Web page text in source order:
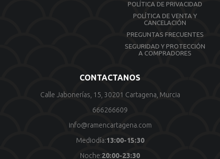
POLÍTICA DE PRIVACIDAD
POLÍTICA DE VENTA Y
CANCELACIÓN
PREGUNTAS FRECUENTES
SEGURIDAD Y PROTECCIÓN
A COMPRADORES
CONTACTANOS
Calle Jabonerías, 15, 30201 Cartagena, Murcia
666266609
info@ramencartagena.com
Mediodía:13:00-15:30
Noche:20:00-23:30